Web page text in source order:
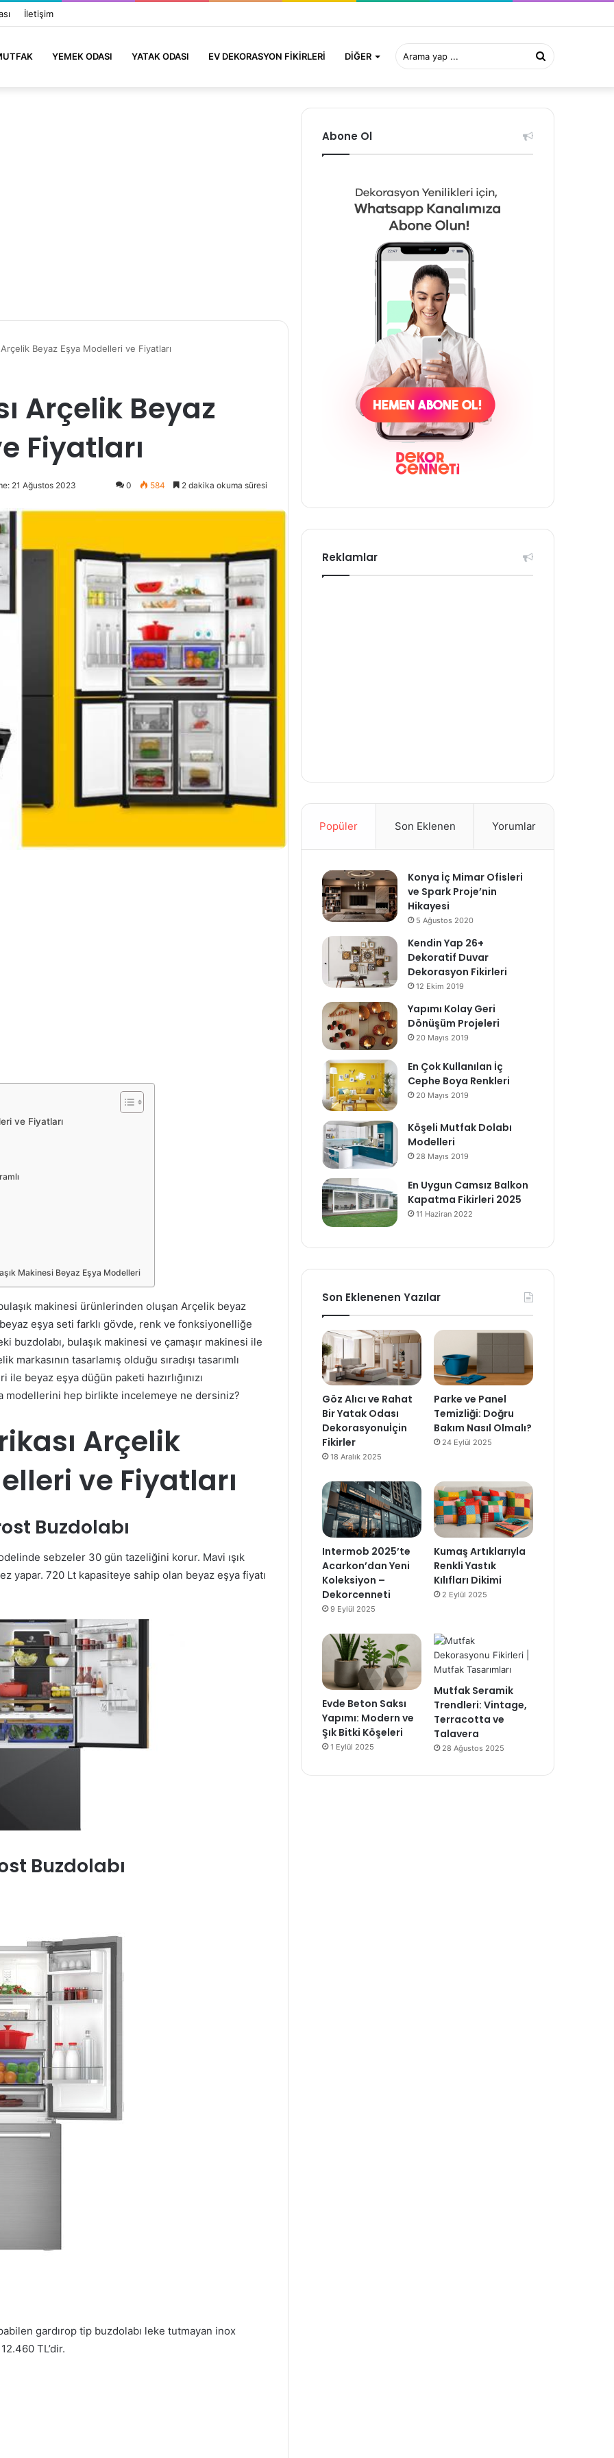
İletişim
YEMEK ODASI YATAK ODASI EV DEKORASYON FIKIRLERI DIĞER Arama
yap
Arçelik Beyaz Eşya Modelleri ve Fiyatları
Arçelik Beyaz
Fiyatları
21 Ağustos 2023 0 584 2 dakika okuma süresi
ve Fiyatları
Makinesi Beyaz Eşya Modelleri
makinesi ürünlerinden oluşan Arçelik beyaz
eşya seti farklı gövde, renk ve fonksiyonelliğe
buzdolabı, bulaşık makinesi ve çamaşır makinesi ile
tasarlamış olduğu sıradışı tasarımlı
beyaz eşya düğün paketi hazırlığınızı
modellerini hep birlikte incelemeye ne dersiniz?
Arçelik
ve Fiyatları
Buzdolabı
sebzeler 30 gün tazeliğini korur. Mavi ışık
720 Lt kapasiteye sahip olan beyaz eşya fiyatı
Buzdolabı
gardırop tip buzdolabı leke tutmayan inox
TL’dir.
Abone Ol
Reklamlar
Popüler Son Eklenen Yorumlar
Konya İç Mimar Ofisleri
ve Spark Proje’nin
Hikayesi
5 Ağustos 2020
Kendin Yap 26+
Dekoratif Duvar
Dekorasyon Fikirleri
12 Ekim 2019
Yapımı Kolay Geri
Dönüşüm Projeleri
20 Mayıs 2019
En Çok Kullanılan İç
Cephe Boya Renkleri
20 Mayıs 2019
Köşeli Mutfak Dolabı
Modelleri
28 Mayıs 2019
En Uygun Camsız Balkon
Kapatma Fikirleri 2025
11 Haziran 2022
Son Eklenenen Yazılar
Göz Alıcı ve Rahat
Bir Yatak Odası
Dekorasyonuİçin
Fikirler
18 Aralık 2025
Parke ve Panel
Temizliği: Doğru
Bakım Nasıl Olmalı?
24 Eylül 2025
Intermob 2025’te
Acarkon’dan Yeni
Koleksiyon –
Dekorcenneti
9 Eylül 2025
Kumaş Artıklarıyla
Renkli Yastık
Kılıfları Dikimi
2 Eylül 2025
Evde Beton Saksı
Yapımı: Modern ve
Şık Bitki Köşeleri
1 Eylül 2025
Mutfak Seramik
Trendleri: Vintage,
Terracotta ve
Talavera
28 Ağustos 2025